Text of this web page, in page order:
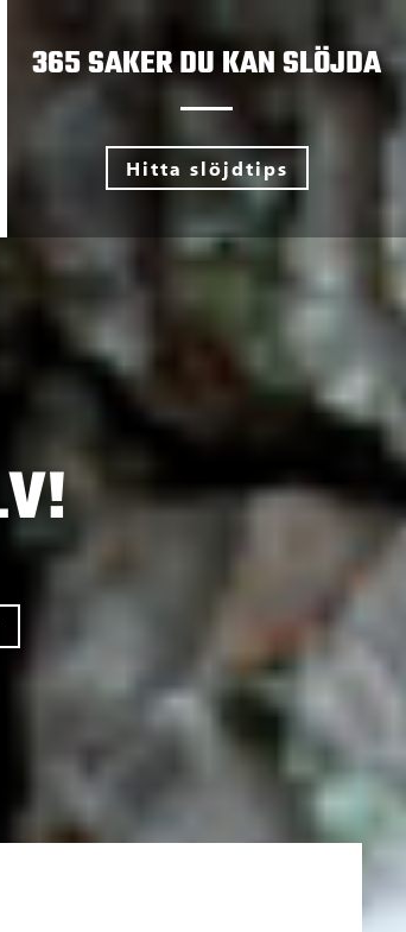
365 SAKER DU KAN SLÖJDA
Hitta slöjdtips